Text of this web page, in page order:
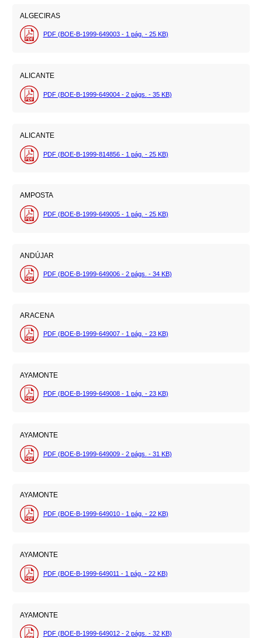
ALGECIRAS
PDF (BOE-B-1999-649003 - 1 pág. - 25 KB)
ALICANTE
PDF (BOE-B-1999-649004 - 2 págs. - 35 KB)
ALICANTE
PDF (BOE-B-1999-814856 - 1 pág. - 25 KB)
AMPOSTA
PDF (BOE-B-1999-649005 - 1 pág. - 25 KB)
ANDÚJAR
PDF (BOE-B-1999-649006 - 2 págs. - 34 KB)
ARACENA
PDF (BOE-B-1999-649007 - 1 pág. - 23 KB)
AYAMONTE
PDF (BOE-B-1999-649008 - 1 pág. - 23 KB)
AYAMONTE
PDF (BOE-B-1999-649009 - 2 págs. - 31 KB)
AYAMONTE
PDF (BOE-B-1999-649010 - 1 pág. - 22 KB)
AYAMONTE
PDF (BOE-B-1999-649011 - 1 pág. - 22 KB)
AYAMONTE
PDF (BOE-B-1999-649012 - 2 págs. - 32 KB)